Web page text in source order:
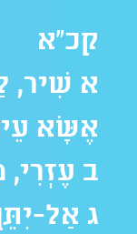
קכ"א
א שִׁיר,
אֶשָּׂא
ב
ג אַל-